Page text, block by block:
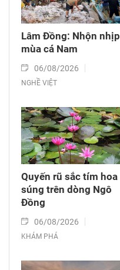
Lâm Đồng: Nhộn nhịp
mùa cá Nam
06/08/2026
NGHỀ VIỆT
Quyến rũ sắc tím hoa
súng trên dòng Ngô
Đồng
06/08/2026
KHÁM PHÁ